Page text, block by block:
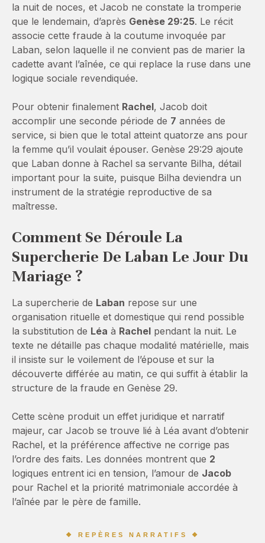
la nuit de noces, et Jacob ne constate la tromperie
que le lendemain, d’après Genèse 29:25. Le récit
associe cette fraude à la coutume invoquée par
Laban, selon laquelle il ne convient pas de marier la
cadette avant l’aînée, ce qui replace la ruse dans une
logique sociale revendiquée.
Pour obtenir finalement Rachel, Jacob doit
accomplir une seconde période de 7 années de
service, si bien que le total atteint quatorze ans pour
la femme qu’il voulait épouser. Genèse 29:29 ajoute
que Laban donne à Rachel sa servante Bilha, détail
important pour la suite, puisque Bilha deviendra un
instrument de la stratégie reproductive de sa
maîtresse.
Comment Se Déroule La
Supercherie De Laban Le Jour Du
Mariage ?
La supercherie de Laban repose sur une
organisation rituelle et domestique qui rend possible
la substitution de Léa à Rachel pendant la nuit. Le
texte ne détaille pas chaque modalité matérielle, mais
il insiste sur le voilement de l’épouse et sur la
découverte différée au matin, ce qui suffit à établir la
structure de la fraude en Genèse 29.
Cette scène produit un effet juridique et narratif
majeur, car Jacob se trouve lié à Léa avant d’obtenir
Rachel, et la préférence affective ne corrige pas
l’ordre des faits. Les données montrent que 2
logiques entrent ici en tension, l’amour de Jacob
pour Rachel et la priorité matrimoniale accordée à
l’aînée par le père de famille.
❖ REPÈRES NARRATIFS ❖